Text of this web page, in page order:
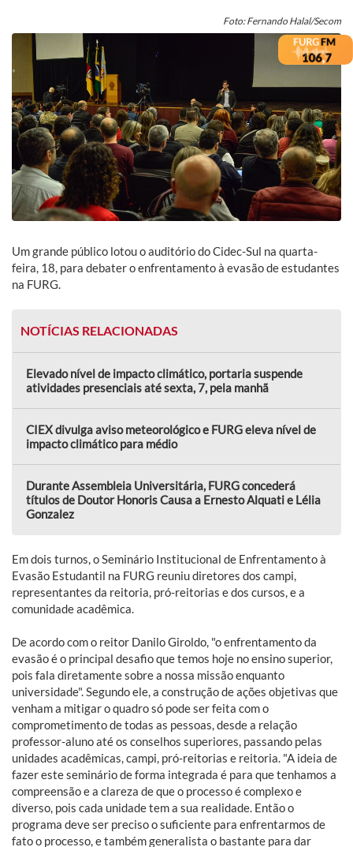
Foto: Fernando Halal/Secom
Um grande público lotou o auditório do Cidec-Sul na quarta-
feira, 18, para debater o enfrentamento à evasão de estudantes
na FURG.
NOTÍCIAS RELACIONADAS
Elevado nível de impacto climático, portaria suspende
atividades presenciais até sexta, 7, pela manhã
CIEX divulga aviso meteorológico e FURG eleva nível de
impacto climático para médio
Durante Assembleia Universitária, FURG concederá
títulos de Doutor Honoris Causa a Ernesto Alquati e Lélia
Gonzalez
Em dois turnos, o Seminário Institucional de Enfrentamento à
Evasão Estudantil na FURG reuniu diretores dos campi,
representantes da reitoria, pró-reitorias e dos cursos, e a
comunidade acadêmica.
De acordo com o reitor Danilo Giroldo, "o enfrentamento da
evasão é o principal desafio que temos hoje no ensino superior,
pois fala diretamente sobre a nossa missão enquanto
universidade". Segundo ele, a construção de ações objetivas que
venham a mitigar o quadro só pode ser feita com o
comprometimento de todas as pessoas, desde a relação
professor-aluno até os conselhos superiores, passando pelas
unidades acadêmicas, campi, pró-reitorias e reitoria. "A ideia de
fazer este seminário de forma integrada é para que tenhamos a
compreensão e a clareza de que o processo é complexo e
diverso, pois cada unidade tem a sua realidade. Então o
programa deve ser preciso o suficiente para enfrentarmos de
fato o processo, e também generalista o bastante para dar